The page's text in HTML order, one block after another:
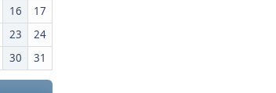
16
17
23
24
30 31